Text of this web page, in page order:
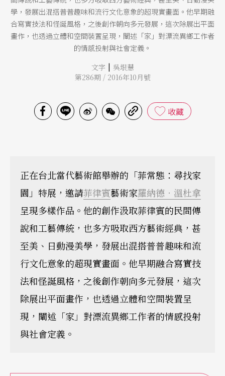
學，發展出混搭普普趣味和流行文化意象的超現實畫面。他早期融
合寫實技法和怪誕風格，之後創作朝向多元發展，這次除展出平面
畫作，也透過立體和空間裝置呈現，闡述「家」對漂流異鄉工作者
的情感投射與社會定義。
文字 | 吳垠慧
第286期 / 2016年10月號
收藏
正在台北當代藝術館舉辦的「菲常態：尋找家
園」特展，邀請菲律賓藝術家羅納德．溫杜拿
呈現多樣作品。他的創作汲取菲律賓的民間傳
說和工藝傳統，也多方吸取西方藝術經典，甚
至美、日動漫美學，發展出混搭普普趣味和流
行文化意象的超現實畫面。他早期融合寫實技
法和怪誕風格，之後創作朝向多元發展，這次
除展出平面畫作，也透過立體和空間裝置呈
現，闡述「家」對漂流異鄉工作者的情感投射
與社會定義。